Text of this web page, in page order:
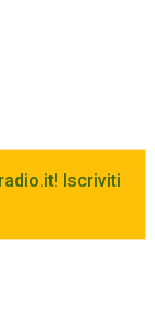
Iscriviti